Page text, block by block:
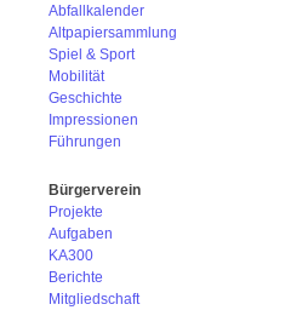
Abfallkalender
Altpapiersammlung
Spiel & Sport
Mobilität
Geschichte
Impressionen
Führungen
Bürgerverein
Projekte
Aufgaben
KA300
Berichte
Mitgliedschaft